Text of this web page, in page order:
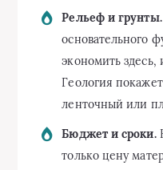
Рельеф и грунты.
основательного
экономить
Геология
ленточный или
Бюджет и сроки.
только цену